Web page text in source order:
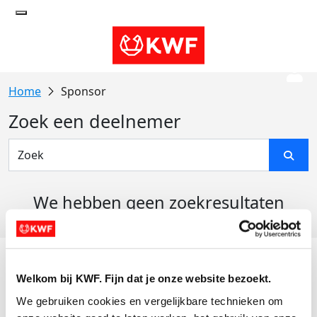
Welkom bij KWF. Fijn dat je onze website bezoekt.
We gebruiken cookies en vergelijkbare technieken om
Sponsor
Zoek een deelnemer
We hebben geen zoekresultaten
Actiematerialen
Evenementen